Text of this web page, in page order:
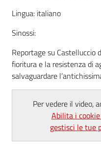
Avviare
l'Impresa
l'Impresa
Promuovere
l'Impresa e il
Lingua: italiano
Sinossi:
Reportage su Castelluccio
fioritura e la resistenza di
salvaguardare
Per vedere il video,
Abilita i cookie
gestisci le tue